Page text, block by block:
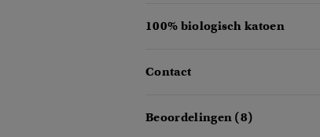
100% biologisch katoen
Contact
Beoordelingen (8)